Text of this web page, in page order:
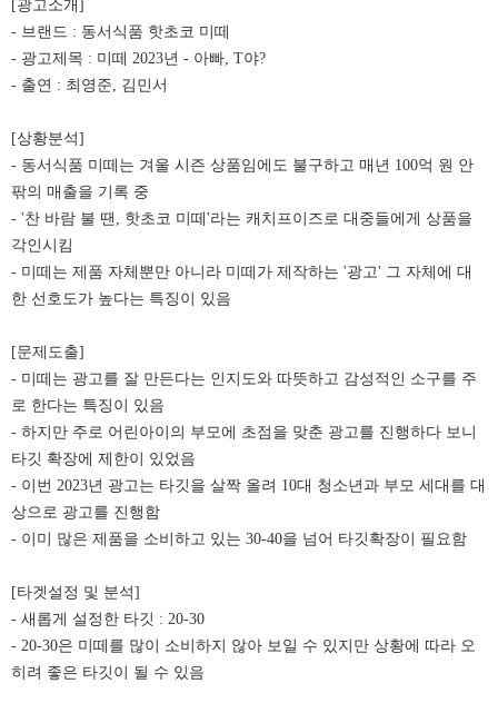
[광고소개]
- 브랜드 : 동서식품 핫초코 미떼
- 광고제목 : 미떼 2023년 - 아빠, T야?
- 출연 : 최영준, 김민서
[상황분석]
- 동서식품 미떼는 겨울 시즌 상품임에도 불구하고 매년 100억 원 안
팎의 매출을 기록 중
- '찬 바람 불 땐, 핫초코 미떼'라는 캐치프이즈로 대중들에게 상품을
각인시킴
- 미떼는 제품 자체뿐만 아니라 미떼가 제작하는 '광고' 그 자체에 대
한 선호도가 높다는 특징이 있음
[문제도출]
- 미떼는 광고를 잘 만든다는 인지도와 따뜻하고 감성적인 소구를 주
로 한다는 특징이 있음
- 하지만 주로 어린아이의 부모에 초점을 맞춘 광고를 진행하다 보니
타깃 확장에 제한이 있었음
- 이번 2023년 광고는 타깃을 살짝 올려 10대 청소년과 부모 세대를 대
상으로 광고를 진행함
- 이미 많은 제품을 소비하고 있는 30-40을 넘어 타깃확장이 필요함
[타겟설정 및 분석]
- 새롭게 설정한 타깃 : 20-30
- 20-30은 미떼를 많이 소비하지 않아 보일 수 있지만 상황에 따라 오
히려 좋은 타깃이 될 수 있음